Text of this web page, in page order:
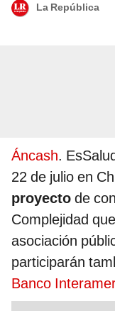
La República
Áncash.
22 de julio en
proyecto de
Complejidad
asociación
participarán
Banco